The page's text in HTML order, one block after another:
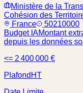
Ministère de la
Cohésion des
France
50210000
Budget IAMontant
depuis les données
<= 2 400 000 €
Plafond HT